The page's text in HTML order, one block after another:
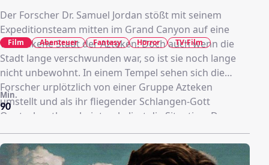
Der Forscher Dr. Samuel Jordan stößt mit seinem
Expeditionsteam mitten im Grand Canyon auf eine
versunkene Stadt der Azteken. Doch auch wenn die
Stadt lange verschwunden war, so ist sie noch lange
nicht unbewohnt. In einem Tempel sehen sich die
Forscher urplötzlich von einer Gruppe Azteken
umstellt und als ihr fliegender Schlangen-Gott
Quetzalcoatl erscheint, eskaliert die Situation. Der
Gott verlangt nach Blut-Opfern zu seinen Ehren. Als ihr
Vater von der Expedition nicht zurück kommt, macht
sich seine Tochter Susan große Sorgen und auf die
90
Min.
Film Abenteuer Fantasy Horror TV-Film